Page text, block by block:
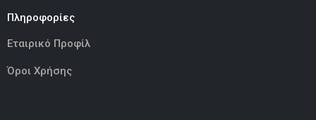
Πληροφορίες
Εταιρικό Προφίλ
Όροι Χρήσης